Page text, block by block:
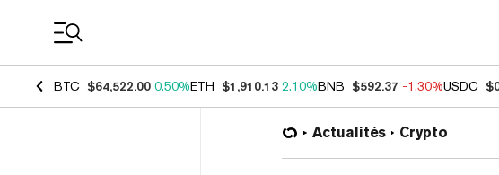
BTC $64,522.00 0.50%ETH $1,910.13 2.10%BNB $592.37 -1.30%USDC
Actualités Crypto